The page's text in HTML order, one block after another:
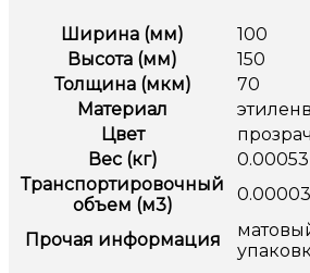
Ширина (мм)
100
Высота (мм)
150
Толщина (мкм)
70
Материал
Цвет
Вес (кг)
0.00053
Транспортировочный
объем (м3)
Прочая информация